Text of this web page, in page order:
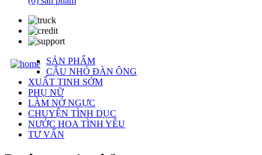
SẢN PHẨM
CẬU NHỎ ĐÀN ÔNG
XUẤT TINH SỚM
PHỤ NỮ
LÀM NỞ NGỰC
CHUYỆN TÌNH DỤC
NƯỚC HOA TÌNH YÊU
TƯ VẤN